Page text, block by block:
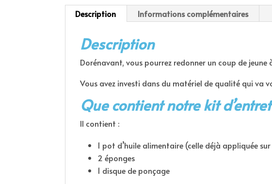
Description Informations complémentaires
Description
Dorénavant, vous pourrez redonner un coup de jeune
Vous avez investi dans du matériel de qualité qui va
Que contient notrekit
Il contient :
1 pot d’huile alimentaire (celle déjà appliquée
2 éponges
1 disque de ponçage